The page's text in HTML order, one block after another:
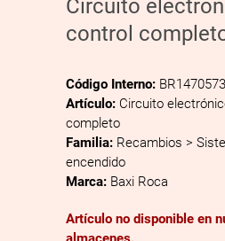
Circuito
control
Código Interno:
Artículo: Circuito
completo
Familia: Recambios >
encendido
Marca: Baxi Roca
Artículo no disponible en